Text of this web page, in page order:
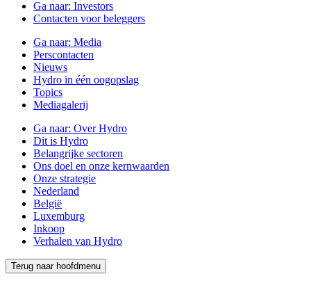
Ga naar: Investors
Contacten voor beleggers
Ga naar: Media
Perscontacten
Nieuws
Hydro in één oogopslag
Topics
Mediagalerij
Ga naar: Over Hydro
Dit is Hydro
Belangrijke sectoren
Ons doel en onze kernwaarden
Onze strategie
Nederland
België
Luxemburg
Inkoop
Verhalen van Hydro
Terug naar hoofdmenu